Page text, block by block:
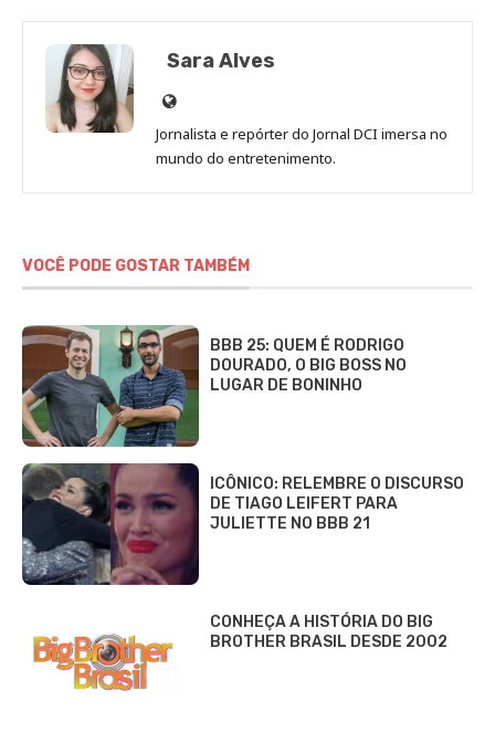
Sara Alves
Site
de
Sara
Jornalista e repórter do Jornal DCI imersa no
mundo do entretenimento.
VOCÊ PODE GOSTAR TAMBÉM
BBB 25: QUEM É RODRIGO
DOURADO, O BIG BOSS NO
LUGAR DE BONINHO
ICÔNICO: RELEMBRE O DISCURSO
DE TIAGO LEIFERT PARA
JULIETTE NO BBB 21
CONHEÇA A HISTÓRIA DO BIG
BROTHER BRASIL DESDE 2002